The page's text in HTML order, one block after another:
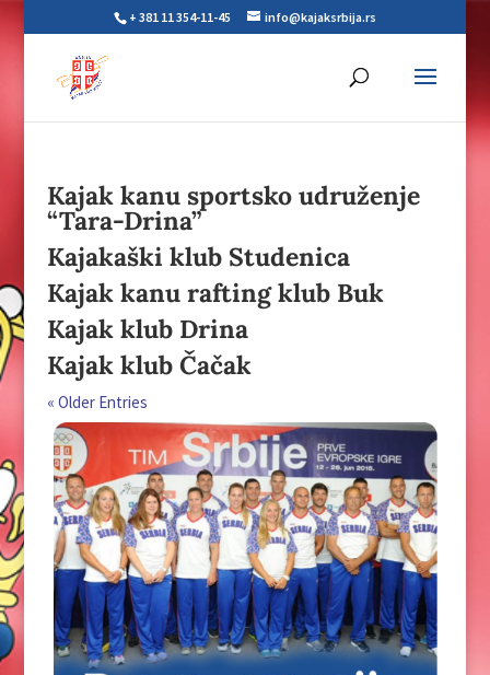
+ 381 11 354-11-45 info@kajaksrbija.rs
Kajak kanu sportsko udruženje
“Tara-Drina”
Kajakaški klub Studenica
Kajak kanu rafting klub Buk
Kajak klub Drina
Kajak klub Čačak
« Older Entries